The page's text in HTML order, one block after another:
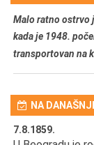
Malo ratno ostrvo
kada je 1948.
transportovan na
NA
7.8.1859.